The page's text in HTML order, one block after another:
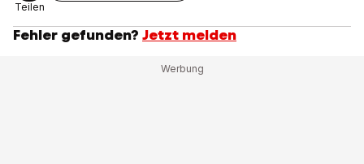
Teilen
Fehler gefunden? Jetzt melden